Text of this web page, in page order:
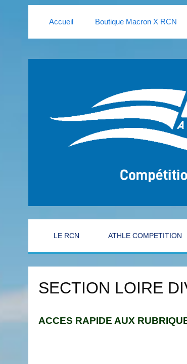
Accueil Boutique Macron X RCN
LE RCN ATHLE COMPETITION
SECTION LOIRE
ACCES RAPIDE AUX